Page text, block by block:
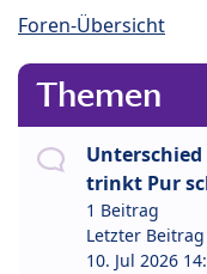
Foren-Übersicht
Themen
trinkt Pur
1 Beitrag
Letzter
10. Jul 2026